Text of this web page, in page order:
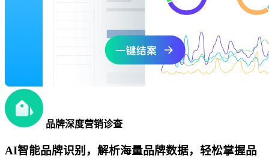
品牌深度营销诊查
AI智能品牌识别，解析海量品牌数据，轻松掌握品